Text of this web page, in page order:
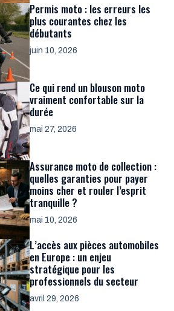
Permis moto : les erreurs les
plus courantes chez les
débutants
juin 10, 2026
Ce qui rend un blouson moto
vraiment confortable sur la
durée
mai 27, 2026
Assurance moto de collection :
quelles garanties pour payer
moins cher et rouler l’esprit
tranquille ?
mai 10, 2026
L’accès aux pièces automobiles
en Europe : un enjeu
stratégique pour les
professionnels du secteur
avril 29, 2026